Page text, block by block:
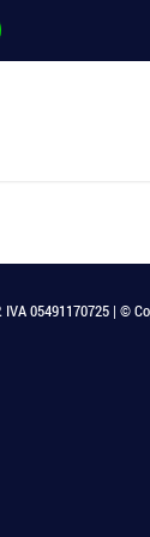
IVA 05491170725 | ©